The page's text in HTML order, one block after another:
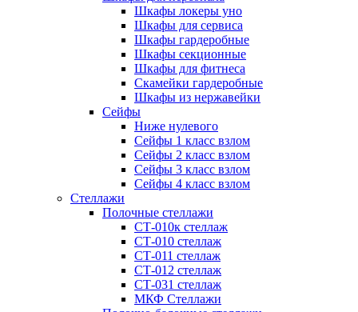
Шкафы локеры уно
Шкафы для сервиса
Шкафы гардеробные
Шкафы секционные
Шкафы для фитнеса
Скамейки гардеробные
Шкафы из нержавейки
Сейфы
Ниже нулевого
Сейфы 1 класс взлом
Сейфы 2 класс взлом
Сейфы 3 класс взлом
Сейфы 4 класс взлом
Стеллажи
Полочные стеллажи
СТ-010к стеллаж
СТ-010 стеллаж
СТ-011 стеллаж
СТ-012 стеллаж
СТ-031 стеллаж
МКФ Стеллажи